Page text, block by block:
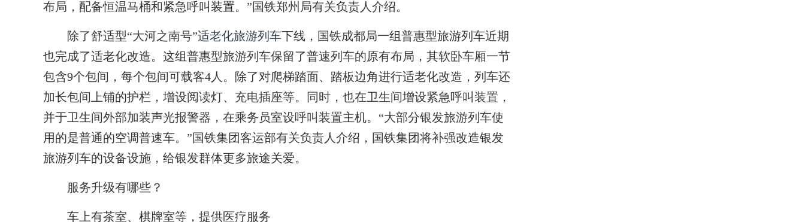
布局，配备恒温马桶和紧急呼叫装置。”国铁郑州局有关负责人介绍。
除了舒适型“大河之南号”适老化旅游列车下线，国铁成都局一组普惠型旅游列车近期
也完成了适老化改造。这组普惠型旅游列车保留了普速列车的原有布局，其软卧车厢一节
包含9个包间，每个包间可载客4人。除了对爬梯踏面、踏板边角进行适老化改造，列车还
加长包间上铺的护栏，增设阅读灯、充电插座等。同时，也在卫生间增设紧急呼叫装置，
并于卫生间外部加装声光报警器，在乘务员室设呼叫装置主机。“大部分银发旅游列车使
用的是普通的空调普速车。”国铁集团客运部有关负责人介绍，国铁集团将补强改造银发
旅游列车的设备设施，给银发群体更多旅途关爱。
服务升级有哪些？
车上有茶室、棋牌室等，提供医疗服务